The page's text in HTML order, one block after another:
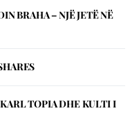
BRAHA – NJЁ JETЁ NЁ
TOPIA DHE KULTI I